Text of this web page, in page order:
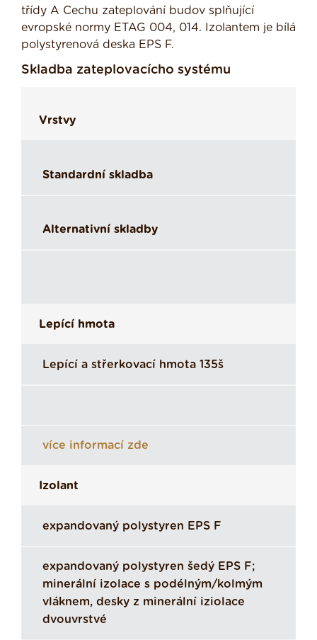
třídy A Cechu zateplování budov splňující
evropské normy ETAG 004, 014. Izolantem je bílá
polystyrenová deska EPS F.
Skladba zateplovacícho systému
Vrstvy
Standardní skladba
Alternativní skladby
Lepící hmota
Lepící a střerkovací hmota 135š
více informací zde
Izolant
expandovaný polystyren EPS F
expandovaný polystyren šedý EPS F;
minerální izolace s podélným/kolmým
vláknem, desky z minerální iziolace
dvouvrstvé